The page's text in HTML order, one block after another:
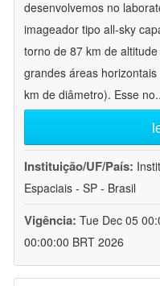
desenvolvemos no
imageador tipo all-sky
torno de 87 km de
grandes áreas
km de diâmetro). Esse no
Instituição/UF/País:
Espaciais - SP - Brasil
Vigência: Tue Dec 05
00:00:00 BRT 2026